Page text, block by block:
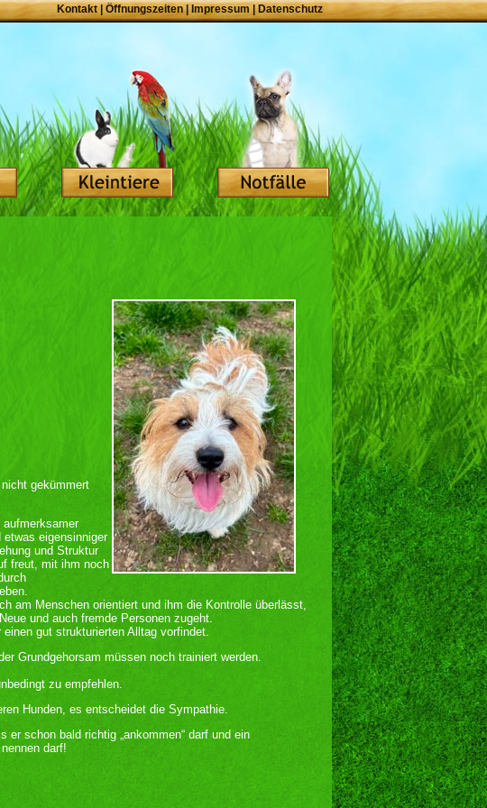
Kontakt Öffnungszeiten| Impressum|Datenschutz
gekümmert
aufmerksamer
eigensinniger
und Struktur
freut, mit ihm noch
am Menschen orientiert und ihm die Kontrolle überlässt,
und auch fremde Personen zugeht.
gut strukturierten Alltag vorfindet.
Grundgehorsam müssen noch trainiert werden.
zu empfehlen.
Hunden, es entscheidet die Sympathie.
schon bald richtig „ankommen“ darf und ein
darf!